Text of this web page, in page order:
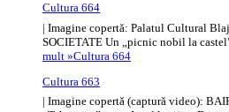
Cultura 664
| Imagine copertă: Palatul Cultural
SOCIETATE Un „picnic nobil la
mult »Cultura 664
Cultura 663
| Imagine copertă (captură video):